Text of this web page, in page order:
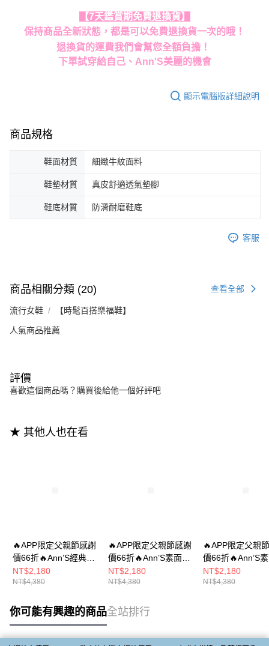
【7天鑑賞期免費退換貨】
保持商品全新狀態，都是可以免費退換貨一次的哦！
退換貨的運費我們會幫您全額負擔！
下單試穿給自己、Ann'S美麗的機會
顯示電腦版詳細說明
商品規格
鞋面材質 細緻牛紋面料
鞋墊材質 真皮舒適透氣墊腳
鞋底材質 防滑耐磨鞋底
客服
商品相關分類 (20) 查看全部
流行女鞋 【時髦百搭樂福鞋】
人氣商品推薦
評價
喜歡這個商品嗎？購買後給他一個好評吧
★ 其他人也在看
🔥APP限定父親節感謝
價66折🔥Ann’S經典綁
帶牛津-微尖楦顯瘦輕
量厚底樂福鞋4cm-咖
NT$2,180
NT$4,380
🔥APP限定父親節感謝
價66折🔥Ann’S素面經
典款-微尖楦顯瘦輕量
厚底樂福鞋4cm-白
NT$2,180
NT$4,380
🔥APP限定父親
價66折🔥Ann’S
典款-微尖楦顯瘦
厚底樂福鞋4cm-
NT$2,180
NT$4,380
你可能有興趣的商品全站排行